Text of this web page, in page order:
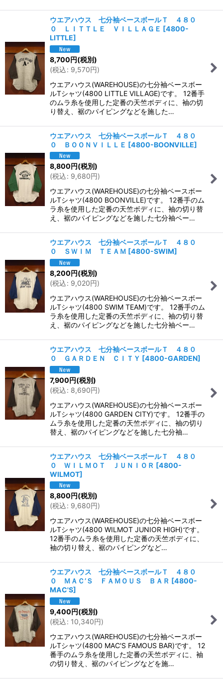
ウエアハウス 七分袖ベースボールＴ ４８０
０ ＬＩＴＴＬＥ ＶＩＬＬＡＧＥ [4800-
LITTLE]
8,700円(税別)
(税込: 9,570円)
ウエアハウス(WAREHOUSE)の七分袖ベースボー
ルTシャツ(4800 LITTLE VILLAGE)です。 12番手
のムラ糸を使用した定番の天竺ボディに、袖の切
り替え、裾のパイピングなどを施した…
ウエアハウス 七分袖ベースボールＴ ４８０
０ ＢＯＯＮＶＩＬＬＥ [4800-BOONVILLE]
8,800円(税別)
(税込: 9,680円)
ウエアハウス(WAREHOUSE)の七分袖ベースボー
ルTシャツ(4800 BOONVILLE)です。 12番手のム
ラ糸を使用した定番の天竺ボディに、袖の切り替
え、裾のパイピングなどを施した七分袖ベー…
ウエアハウス 七分袖ベースボールＴ ４８０
０ ＳＷＩＭ ＴＥＡＭ [4800-SWIM]
8,200円(税別)
(税込: 9,020円)
ウエアハウス(WAREHOUSE)の七分袖ベースボー
ルTシャツ(4800 SWIM TEAM)です。 12番手のム
ラ糸を使用した定番の天竺ボディに、袖の切り替
え、裾のパイピングなどを施した七分袖ベー…
ウエアハウス 七分袖ベースボールＴ ４８０
０ ＧＡＲＤＥＮ ＣＩＴＹ [4800-GARDEN]
7,900円(税別)
(税込: 8,690円)
ウエアハウス(WAREHOUSE)の七分袖ベースボー
ルTシャツ(4800 GARDEN CITY)です。 12番手の
ムラ糸を使用した定番の天竺ボディに、袖の切り
替え、裾のパイピングなどを施した七分袖…
ウエアハウス 七分袖ベースボールＴ ４８０
０ ＷＩＬＭＯＴ ＪＵＮＩＯＲ [4800-
WILMOT]
8,800円(税別)
(税込: 9,680円)
ウエアハウス(WAREHOUSE)の七分袖ベースボー
ルTシャツ(4800 WILMOT JUNIOR HIGH)です。
12番手のムラ糸を使用した定番の天竺ボディに、
袖の切り替え、裾のパイピングなど…
ウエアハウス 七分袖ベースボールＴ ４８０
０ ＭＡＣ’Ｓ ＦＡＭＯＵＳ ＢＡＲ [4800-
MAC'S]
9,400円(税別)
(税込: 10,340円)
ウエアハウス(WAREHOUSE)の七分袖ベースボー
ルTシャツ(4800 MAC'S FAMOUS BAR)です。 12
番手のムラ糸を使用した定番の天竺ボディに、袖
の切り替え、裾のパイピングなどを施…